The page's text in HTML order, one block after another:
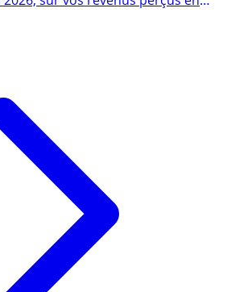
vous permet de bénéficier d’une
sur vos revenus perçus en